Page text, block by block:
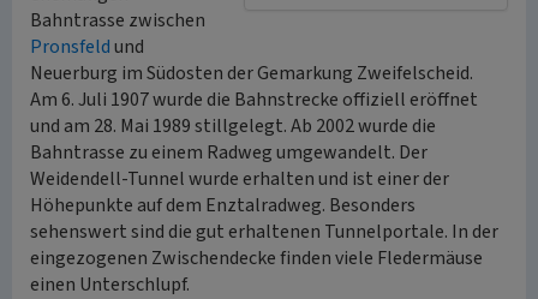
Bahntrasse zwischen
Pronsfeldund
Neuerburg im Südosten der Gemarkung Zweifelscheid.
Am 6. Juli 1907 wurde die Bahnstrecke offiziell eröffnet
und am 28. Mai 1989 stillgelegt. Ab 2002 wurde die
Bahntrasse zu einem Radweg umgewandelt. Der
Weidendell-Tunnel wurde erhalten und ist einer der
Höhepunkte auf dem Enztalradweg. Besonders
sehenswert sind die gut erhaltenen Tunnelportale. In der
eingezogenen Zwischendecke finden viele Fledermäuse
einen Unterschlupf.